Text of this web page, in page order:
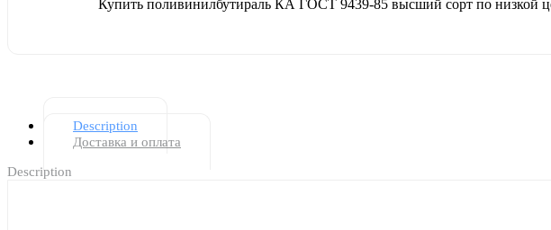
Купить поливинилбутираль КА ГОСТ 9439-85 высший сорт по низкой
Description
Доставка и оплата
Description